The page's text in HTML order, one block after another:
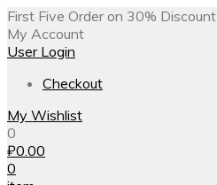
First Five Order on 30% Discount
My Account
User Login
Checkout
My Wishlist
0
₽0.00
0